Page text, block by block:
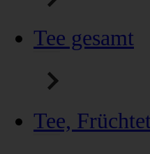
Tee gesamt
Tee,